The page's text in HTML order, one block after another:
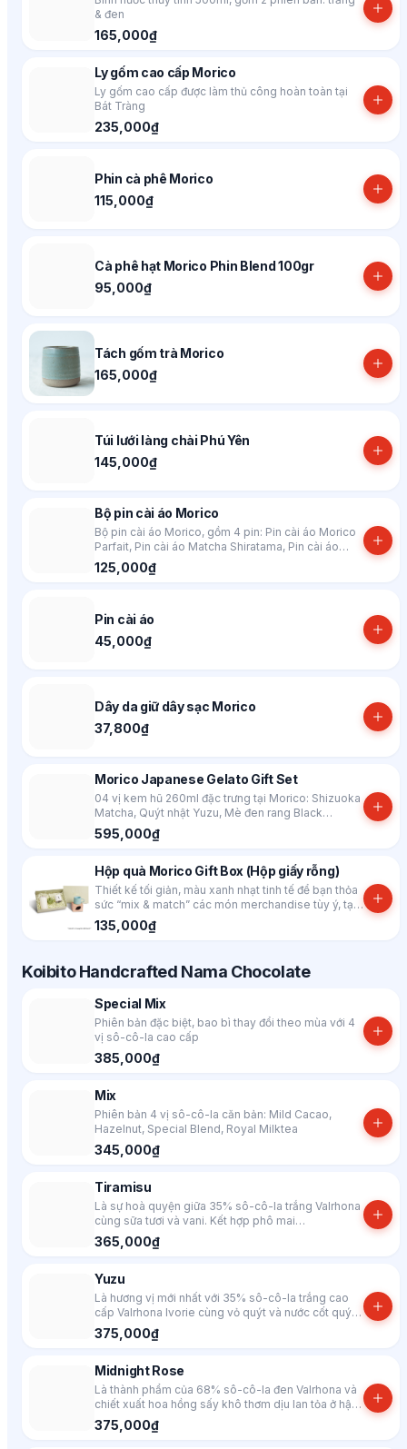
& đen
165,000₫
Ly gốm cao cấp Morico
Ly gốm cao cấp được làm thủ công hoàn toàn tại
Bát Tràng
235,000₫
Phin cà phê Morico
115,000₫
Cà phê hạt Morico Phin Blend 100gr
95,000₫
Tách gốm trà Morico
165,000₫
Túi lưới làng chài Phú Yên
145,000₫
Bộ pin cài áo Morico
Bộ pin cài áo Morico, gồm 4 pin: Pin cài áo Morico
Parfait, Pin cài áo Matcha Shiratama, Pin cài áo
Morico Logo, Pin cài áo Matcha Tiramisu
125,000₫
Pin cài áo
45,000₫
Dây da giữ dây sạc Morico
37,800₫
Morico Japanese Gelato Gift Set
04 vị kem hũ 260ml đặc trưng tại Morico: Shizuoka
Matcha, Quýt nhật Yuzu, Mè đen rang Black
Sesame, Trà xanh rang Kyoto Houjicha
595,000₫
Hộp quà Morico Gift Box (Hộp giấy rỗng)
Thiết kế tối giản, màu xanh nhạt tinh tế để bạn thỏa
sức “mix & match” các món merchandise tùy ý, tạo
thành một set quà mang dấu ấn riêng. Lưu ý: Hình
ảnh chỉ mang tính chất tham khảo, gợi ý một số
135,000₫
Koibito Handcrafted Nama Chocolate
Special Mix
Phiên bản đặc biệt, bao bì thay đổi theo mùa với 4
vị sô-cô-la cao cấp
385,000₫
Mix
Phiên bản 4 vị sô-cô-la căn bản: Mild Cacao,
Hazelnut, Special Blend, Royal Milktea
345,000₫
Tiramisu
Là sự hoà quyện giữa 35% sô-cô-la trắng Valrhona
cùng sữa tươi và vani. Kết hợp phô mai
Mascarpone và rượu Marsala nguyên chất
365,000₫
Yuzu
Là hương vị mới nhất với 35% sô-cô-la trắng cao
cấp Valrhona Ivorie cùng vỏ quýt và nước cốt quýt
Nhật Yuzu
375,000₫
Midnight Rose
Là thành phẩm của 68% sô-cô-la đen Valrhona và
chiết xuất hoa hồng sấy khô thơm dịu lan tỏa ở hậu
vị
375,000₫